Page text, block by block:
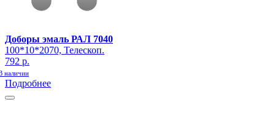
Доборы эмаль РАЛ 7040
100*10*2070, Телескоп.
792 р.
наличии
Подробнее